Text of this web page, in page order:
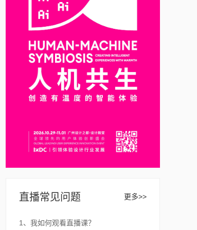
直播常见问题 更多>>
1、我如何观看直播课？